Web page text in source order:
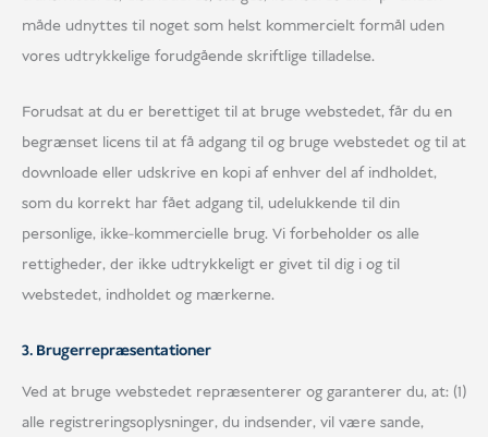
måde udnyttes til noget som helst kommercielt formål uden
vores udtrykkelige forudgående skriftlige tilladelse.
Forudsat at du er berettiget til at bruge webstedet, får du en
begrænset licens til at få adgang til og bruge webstedet og til at
downloade eller udskrive en kopi af enhver del af indholdet,
som du korrekt har fået adgang til, udelukkende til din
personlige, ikke-kommercielle brug. Vi forbeholder os alle
rettigheder, der ikke udtrykkeligt er givet til dig i og til
webstedet, indholdet og mærkerne.
3. Brugerrepræsentationer
Ved at bruge webstedet repræsenterer og garanterer du, at: (1)
alle registreringsoplysninger, du indsender, vil være sande,